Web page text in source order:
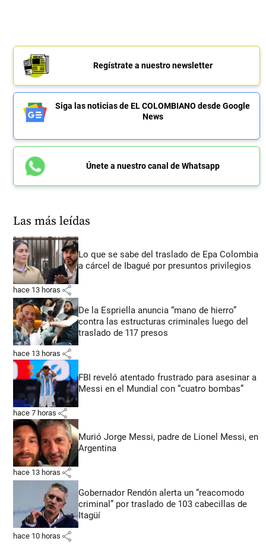
Regístrate a nuestro newsletter
Siga las noticias de EL COLOMBIANO desde Google
News
Únete a nuestro canal de Whatsapp
Las más leídas
Lo que se sabe del traslado de Epa Colombia
a cárcel de Ibagué por presuntos privilegios
hace 13 horas share
De la Espriella anuncia “mano de hierro”
contra las estructuras criminales luego del
traslado de 117 presos
hace 13 horas share
FBI reveló atentado frustrado para asesinar a
Messi en el Mundial con “cuatro bombas”
hace 7 horas share
Murió Jorge Messi, padre de Lionel Messi, en
Argentina
hace 13 horas share
Gobernador Rendón alerta un “reacomodo
criminal” por traslado de 103 cabecillas de
Itagüí
hace 10 horas share